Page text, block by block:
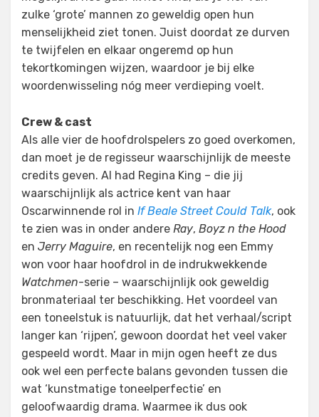
zulke ‘grote’ mannen zo geweldig open hun
menselijkheid ziet tonen. Juist doordat ze durven
te twijfelen en elkaar ongeremd op hun
tekortkomingen wijzen, waardoor je bij elke
woordenwisseling nóg meer verdieping voelt.
Crew & cast
Als alle vier de hoofdrolspelers zo goed overkomen,
dan moet je de regisseur waarschijnlijk de meeste
credits geven. Al had Regina King – die jij
waarschijnlijk als actrice kent van haar
Oscarwinnende rol in If Beale Street Could Talk, ook
te zien was in onder andere Ray, Boyz n the Hood
en Jerry Maguire, en recentelijk nog een Emmy
won voor haar hoofdrol in de indrukwekkende
Watchmen-serie – waarschijnlijk ook geweldig
bronmateriaal ter beschikking. Het voordeel van
een toneelstuk is natuurlijk, dat het verhaal/script
langer kan ‘rijpen’, gewoon doordat het veel vaker
gespeeld wordt. Maar in mijn ogen heeft ze dus
ook wel een perfecte balans gevonden tussen die
wat ‘kunstmatige toneelperfectie’ en
geloofwaardig drama. Waarmee ik dus ook